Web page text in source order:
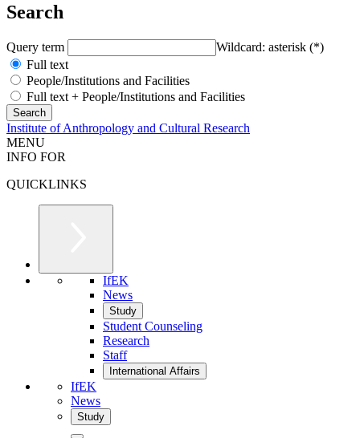
Search
Query term
Wildcard: asterisk (*)
Full text
People/Institutions and Facilities
Full text + People/Institutions and Facilities
Institute of Anthropology and Cultural Research
MENU
INFO FOR
QUICKLINKS
IfEK
News
Study
Student Counseling
Research
Staff
International Affairs
IfEK
News
Study